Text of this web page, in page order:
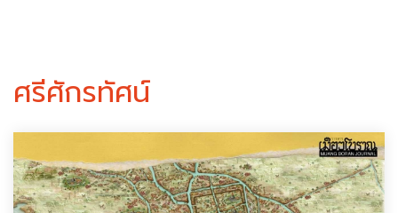
ศรีศักรทัศน์